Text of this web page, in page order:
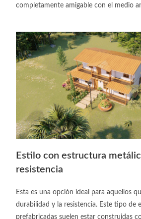
completamente amigable con el medio
Estilo con estructura
resistencia
Esta es una opción ideal para aquellos
durabilidad y la resistencia. Este tipo de
prefabricadas suelen estar construidas